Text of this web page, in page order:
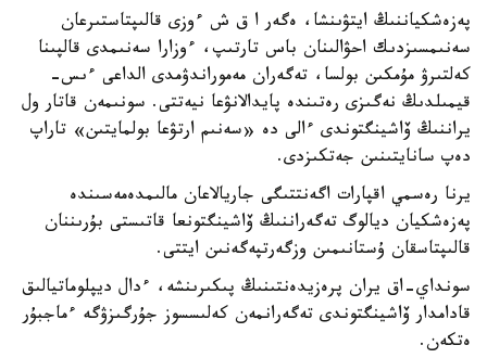
پەزەشكياننىڭ ايتۋىنشا، ەگەر ا ق ش ءوزى قالىپتاستىرعان
سەنىمسىزدىك احۋالىنان باس تارتىپ، ءوزارا سەنىمدى قالپىنا
كەلتىرۋ مۇمكىن بولسا، تەگەران مەموراندۋمدى الداعى ءىس-
قيمىلدىڭ نەگىزى رەتىندە پايدالانۋعا نيەتتى. سونىمەن قاتار ول
يراننىڭ ۆاشينگتوندى ءالى دە «سەنىم ارتۋعا بولمايتىن» تاراپ
دەپ سانايتىنىن جەتكىزدى.
يرنا رەسمي اقپارات اگەنتتىگى جاريالاعان مالىمدەمەسىندە
پەزەشكيان ديالوگ تەگەراننىڭ ۆاشينگتونعا قاتىستى بۇرىننان
قالىپتاسقان ۇستانىمىن وزگەرتپەگەنىن ايتتى.
سونداي-اق يران پرەزيدەنتىنىڭ پىكىرىنشە، ءدال ديپلوماتيالىق
قادامدار ۆاشينگتوندى تەگەرانمەن كەلىسسوز جۇرگىزۋگە ءماجبۇر
ەتكەن.